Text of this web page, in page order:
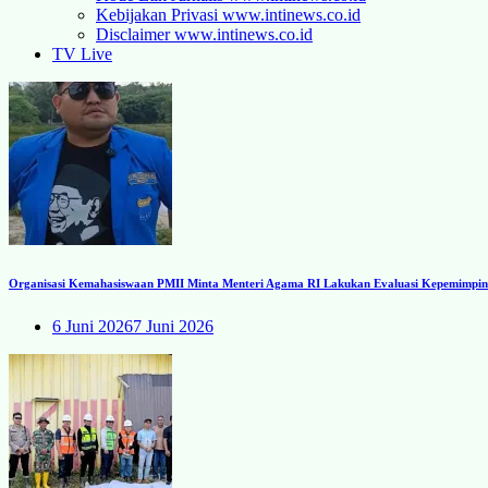
Kebijakan Privasi www.intinews.co.id
Disclaimer www.intinews.co.id
TV Live
Organisasi Kemahasiswaan PMII Minta Menteri Agama RI Lakukan Evaluasi
6 Juni 20267 Juni 2026